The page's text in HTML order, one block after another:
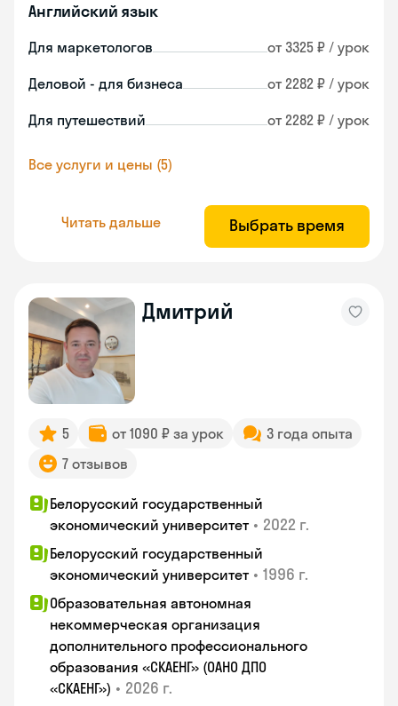
Английский язык
Для маркетологов от 3325 ₽ / урок
Деловой - для бизнеса от 2282 ₽ / урок
Для путешествий от 2282 ₽ / урок
Все услуги и цены (5)
Читать дальше Выбрать время
Дмитрий
5 от 1090 ₽ за урок
3 года опыта
7 отзывов
Белорусский государственный
экономический университет • 2022 г.
Белорусский государственный
экономический университет • 1996 г.
Образовательная автономная
некоммерческая организация
дополнительного профессионального
образования «СКАЕНГ» (ОАНО ДПО
«СКАЕНГ») • 2026 г.